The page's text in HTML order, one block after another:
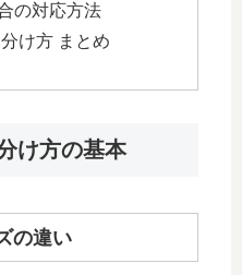
の対応方法
け方 まとめ
け方の基本
の違い